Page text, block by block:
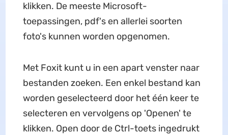
klikken. De meeste Microsoft-
toepassingen, pdf's en allerlei soorten
foto's kunnen worden opgenomen.
Met Foxit kunt u in een apart venster naar
bestanden zoeken. Een enkel bestand kan
worden geselecteerd door het één keer te
selecteren en vervolgens op 'Openen' te
klikken. Open door de Ctrl-toets ingedrukt